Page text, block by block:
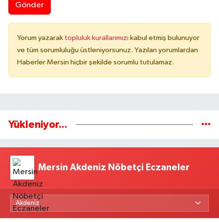
Gönder
Yorum yazarak topluluk kurallarımızı kabul etmiş bulunuyor
ve tüm sorumluluğu üstleniyorsunuz. Yazılan yorumlardan
Haberler Mersin hiçbir şekilde sorumlu tutulamaz.
Yükleniyor...
Mersin Akdeniz Nöbetçi Eczaneler